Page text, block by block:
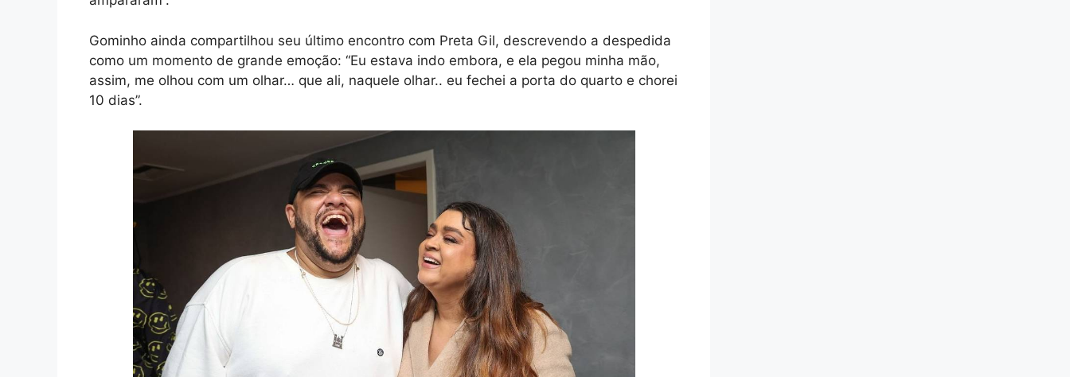
Gominho ainda compartilhou seu último encontro com Preta Gil, descrevendo a despedida
como um momento de grande emoção: “Eu estava indo embora, e ela pegou minha mão,
assim, me olhou com um olhar… que ali, naquele olhar.. eu fechei a porta do quarto e chorei
10 dias”.